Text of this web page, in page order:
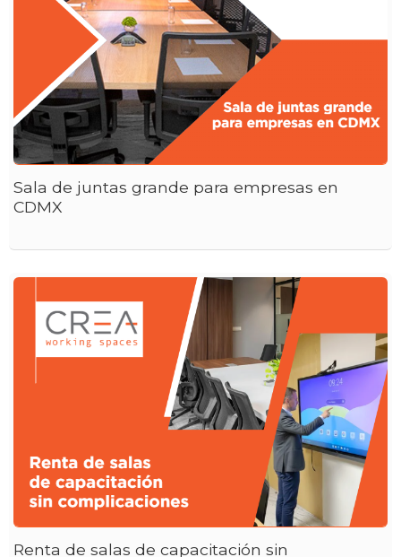
Sala de juntas grande para empresas en
CDMX
Renta de salas de capacitación sin